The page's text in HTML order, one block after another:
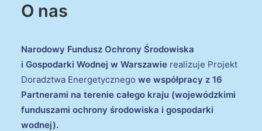
O nas
Narodowy Fundusz Ochrony Środowiska
i Gospodarki Wodnej w Warszawie realizuje Projekt
Doradztwa Energetycznego we współpracy z 16
Partnerami na terenie całego kraju (wojewódzkimi
funduszami ochrony środowiska i gospodarki
wodnej).